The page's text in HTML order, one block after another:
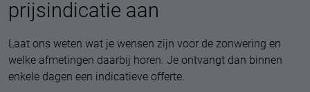
prijsindicatie aan
Laat ons weten wat je wensen zijn voor de zonwering en
welke afmetingen daarbij horen. Je ontvangt dan binnen
enkele dagen een indicatieve offerte.